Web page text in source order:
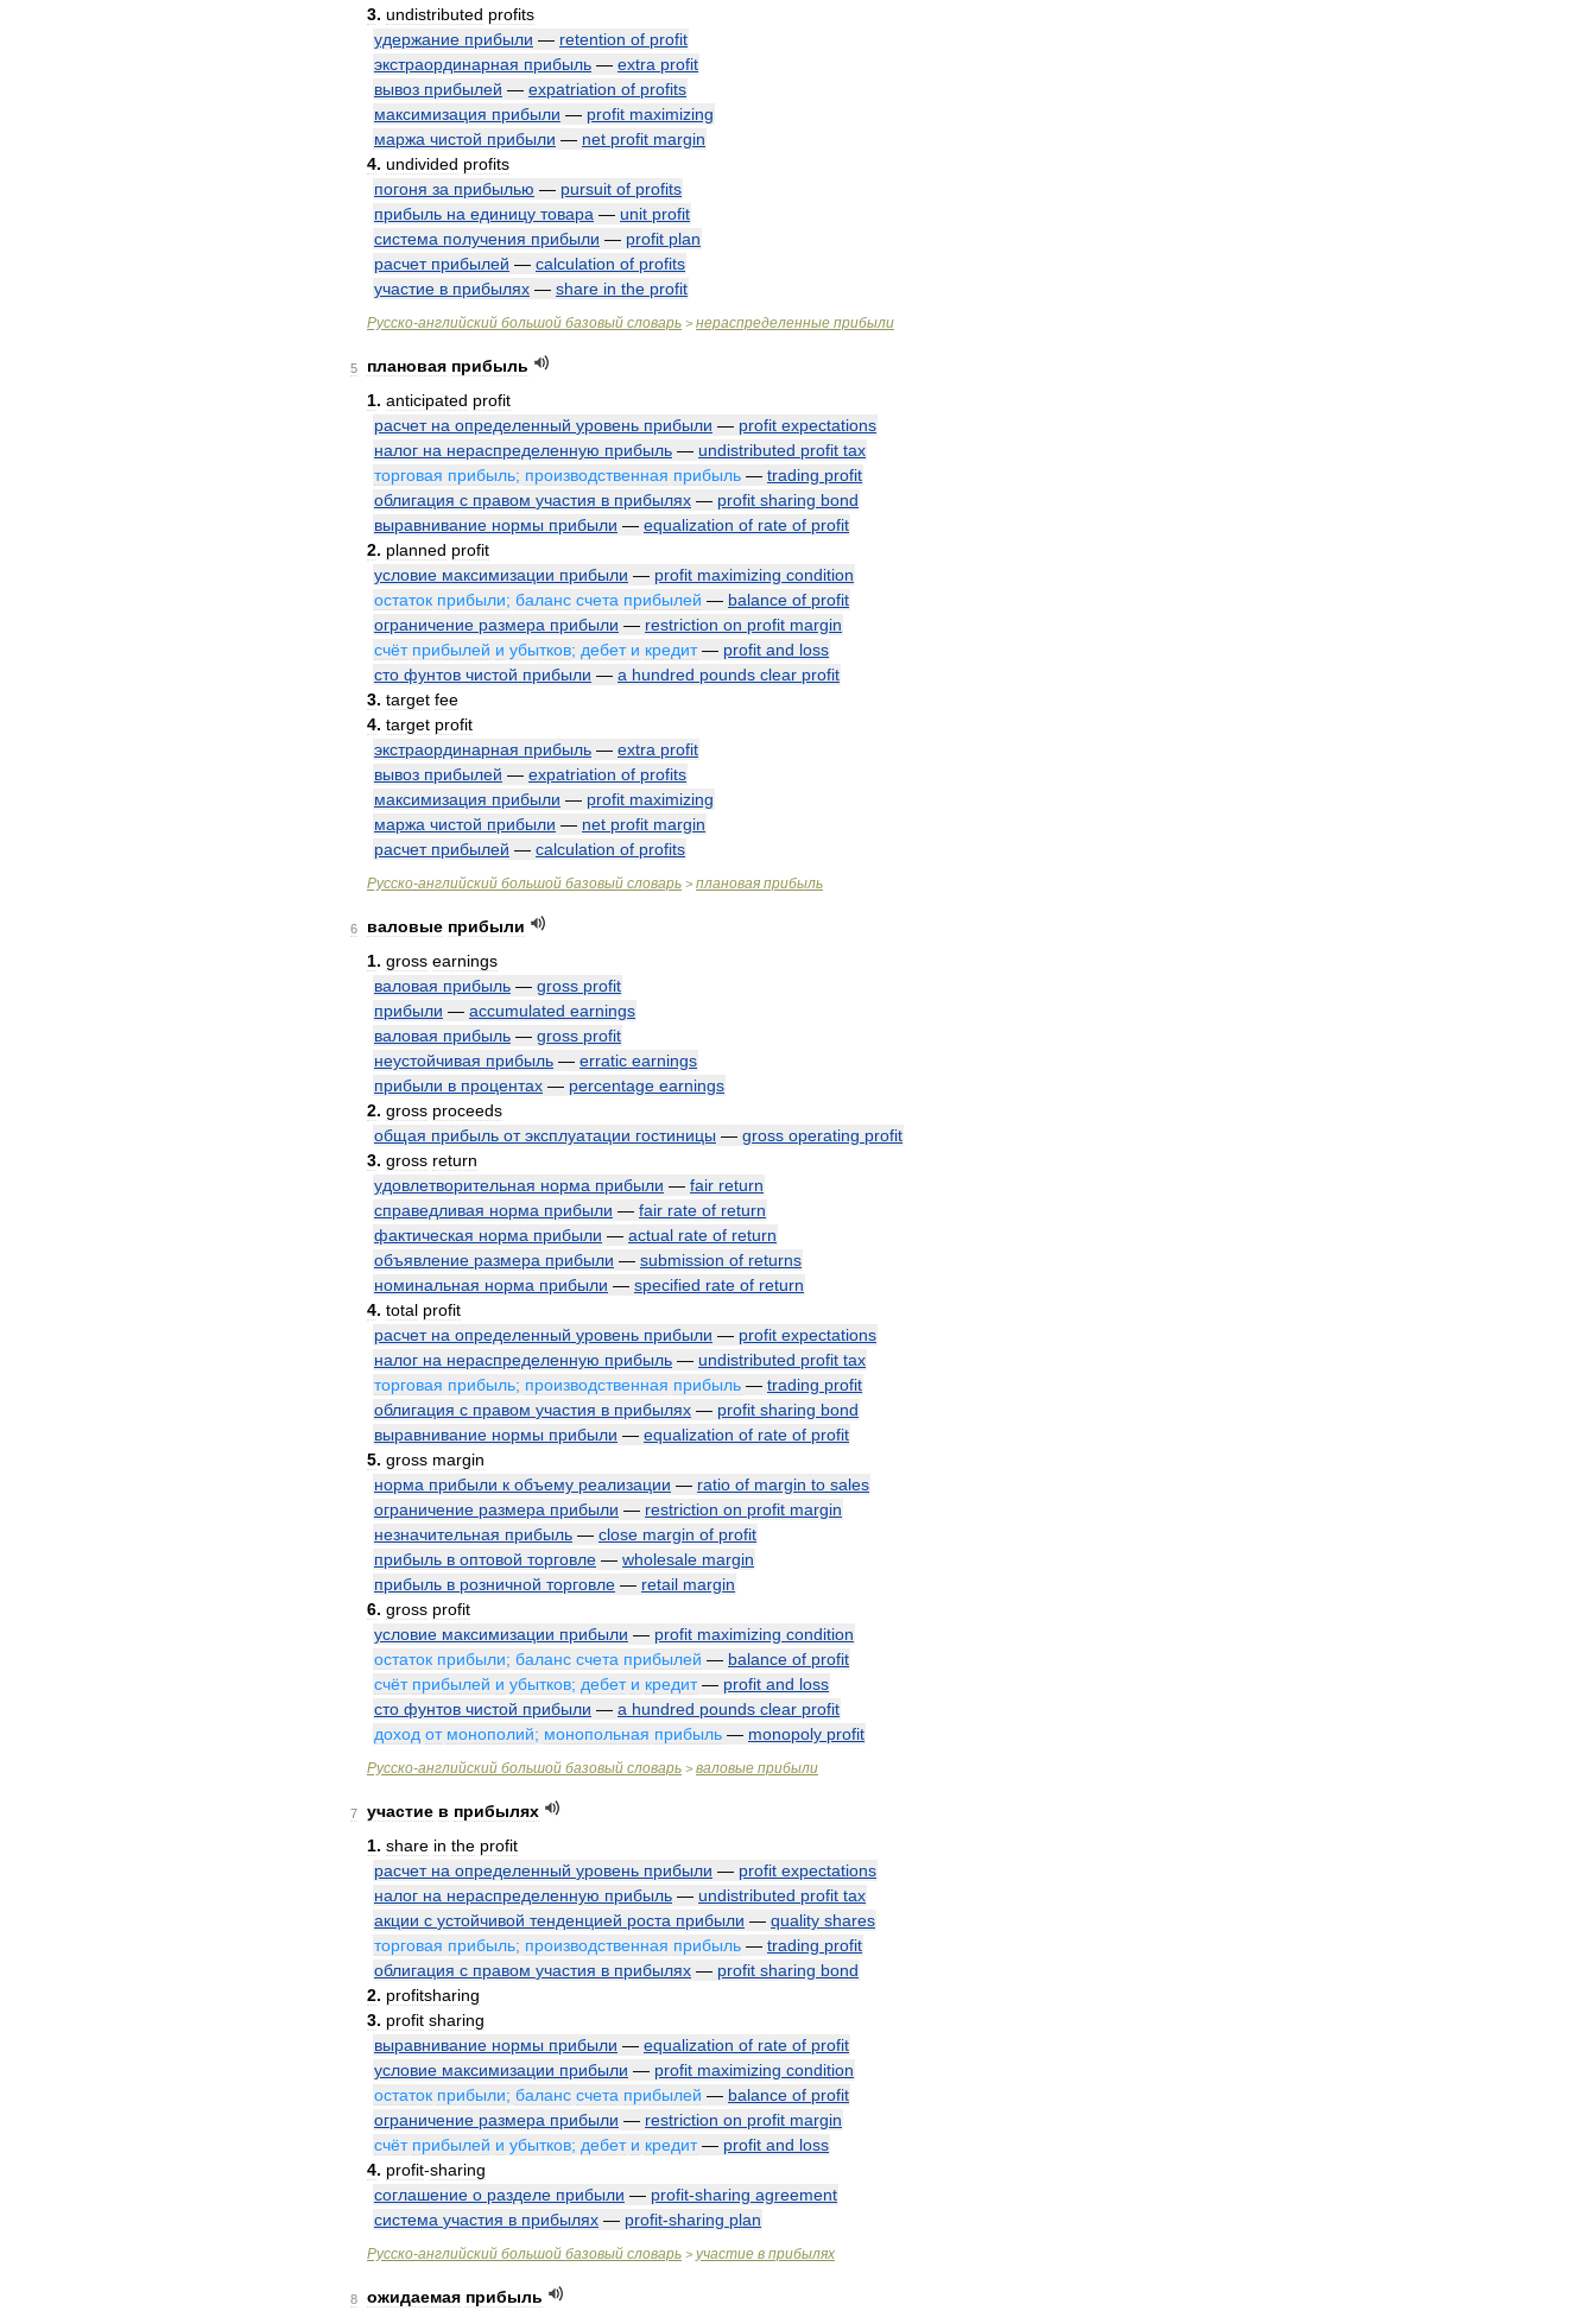
3. undistributed profits
удержание прибыли — retention of profit
экстраординарная прибыль — extra profit
вывоз прибылей — expatriation of profits
максимизация прибыли — profit maximizing
маржа чистой прибыли — net profit margin
4. undivided profits
погоня за прибылью — pursuit of profits
прибыль на единицу товара — unit profit
система получения прибыли — profit plan
расчет прибылей — calculation of profits
участие в прибылях — share in the profit
Русско-английский большой базовый словарь > нераспределенные прибыли
5 плановая прибыль
1. anticipated profit
расчет на определенный уровень прибыли — profit expectations
налог на нераспределенную прибыль — undistributed profit tax
торговая прибыль; производственная прибыль — trading profit
облигация с правом участия в прибылях — profit sharing bond
выравнивание нормы прибыли — equalization of rate of profit
2. planned profit
условие максимизации прибыли — profit maximizing condition
остаток прибыли; баланс счета прибылей — balance of profit
ограничение размера прибыли — restriction on profit margin
счёт прибылей и убытков; дебет и кредит— profit and loss
сто фунтов чистой прибыли — a hundred pounds clear profit
3. target fee
4. target profit
экстраординарная прибыль — extra profit
вывоз прибылей — expatriation of profits
максимизация прибыли — profit maximizing
маржа чистой прибыли — net profit margin
расчет прибылей — calculation of profits
Русско-английский большой базовый словарь > плановая прибыль
6 валовые прибыли
1. gross earnings
валовая прибыль — gross profit
прибыли — accumulated earnings
валовая прибыль — gross profit
неустойчивая прибыль — erratic earnings
прибыли в процентах — percentage earnings
2. gross proceeds
общая прибыль от эксплуатации гостиницы — gross operating profit
3. gross return
удовлетворительная норма прибыли — fair return
справедливая норма прибыли — fair rate of return
фактическая норма прибыли — actual rate of return
объявление размера прибыли — submission of returns
номинальная норма прибыли — specified rate of return
4. total profit
расчет на определенный уровень прибыли — profit expectations
налог на нераспределенную прибыль — undistributed profit tax
торговая прибыль; производственная прибыль — trading profit
облигация с правом участия в прибылях — profit sharing bond
выравнивание нормы прибыли — equalization of rate of profit
5. gross margin
норма прибыли к объему реализации — ratio of margin to sales
ограничение размера прибыли — restriction on profit margin
незначительная прибыль — close margin of profit
прибыль в оптовой торговле — wholesale margin
прибыль в розничной торговле — retail margin
6. gross profit
условие максимизации прибыли — profit maximizing condition
остаток прибыли; баланс счета прибылей — balance of profit
счёт прибылей и убытков; дебет и кредит— profit and loss
сто фунтов чистой прибыли — a hundred pounds clear profit
доход от монополий; монопольная прибыль — monopoly profit
Русско-английский большой базовый словарь > валовые прибыли
7 участие в прибылях
1. share in the profit
расчет на определенный уровень прибыли — profit expectations
налог на нераспределенную прибыль — undistributed profit tax
акции с устойчивой тенденцией роста прибыли — quality shares
торговая прибыль; производственная прибыль — trading profit
облигация с правом участия в прибылях — profit sharing bond
2. profitsharing
3. profit sharing
выравнивание нормы прибыли — equalization of rate of profit
условие максимизации прибыли — profit maximizing condition
остаток прибыли; баланс счета прибылей — balance of profit
ограничение размера прибыли — restriction on profit margin
счёт прибылей и убытков; дебет и кредит— profit and loss
4. profit-sharing
соглашение о разделе прибыли — profit-sharing agreement
система участия в прибылях — profit-sharing plan
Русско-английский большой базовый словарь > участие в прибылях
8 ожидаемая прибыль